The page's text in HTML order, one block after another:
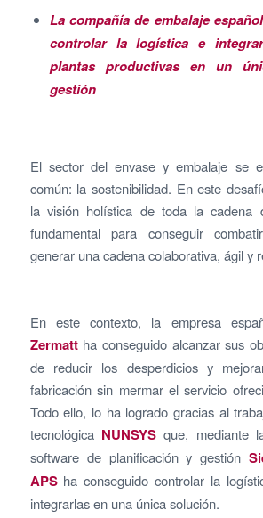
La compañía de embalaje
controlar la logística e
plantas productivas en un
gestión
El sector del envase y embalaje se
común: la sostenibilidad. En este
la visión holística de toda la cadena
fundamental para conseguir
generar una cadena colaborativa, ágil y
En este contexto, la empresa
Zermatt ha conseguido alcanzar sus
de reducir los desperdicios y
fabricación sin mermar el servicio
Todo ello, lo ha logrado gracias al
tecnológica NUNSYSque, mediante
software de planificación y gestión
APSha conseguido controlar la
integrarlas en una única solución.